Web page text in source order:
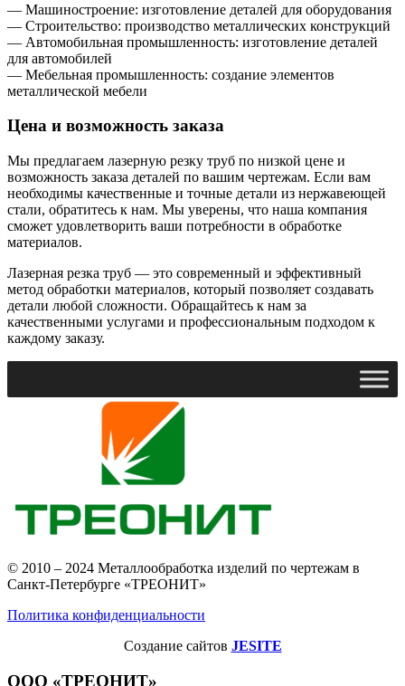
— Машиностроение: изготовление деталей для оборудования
— Строительство: производство металлических конструкций
— Автомобильная промышленность: изготовление деталей
для автомобилей
— Мебельная промышленность: создание элементов
металлической мебели
Цена и возможность заказа
Мы предлагаем лазерную резку труб по низкой цене и
возможность заказа деталей по вашим чертежам. Если вам
необходимы качественные и точные детали из нержавеющей
стали, обратитесь к нам. Мы уверены, что наша компания
сможет удовлетворить ваши потребности в обработке
материалов.
Лазерная резка труб — это современный и эффективный
метод обработки материалов, который позволяет создавать
детали любой сложности. Обращайтесь к нам за
качественными услугами и профессиональным подходом к
каждому заказу.
© 2010 – 2024 Металлообработка изделий по чертежам в
Санкт-Петербурге «ТРЕОНИТ»
Политика конфиденциальности
Создание сайтов JESITE
ООО «ТРЕОНИТ»